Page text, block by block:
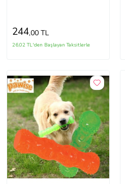
244,00 TL
26,02 TL'den Başlayan Taksitlerle